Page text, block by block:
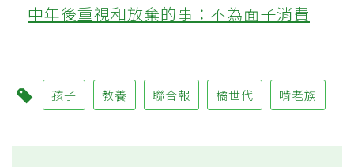
中年後重視和放棄的事：不為面子消費
孩子 教養 聯合報 橘世代 啃老族